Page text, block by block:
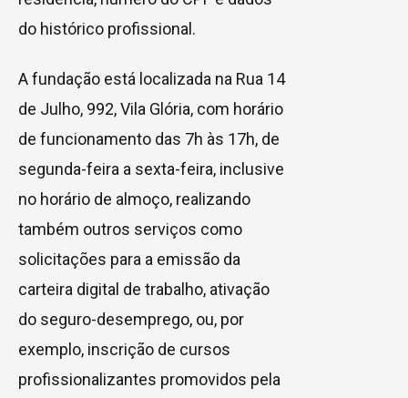
do histórico profissional.
A fundação está localizada na Rua 14
de Julho, 992, Vila Glória, com horário
de funcionamento das 7h às 17h, de
segunda-feira a sexta-feira, inclusive
no horário de almoço, realizando
também outros serviços como
solicitações para a emissão da
carteira digital de trabalho, ativação
do seguro-desemprego, ou, por
exemplo, inscrição de cursos
profissionalizantes promovidos pela